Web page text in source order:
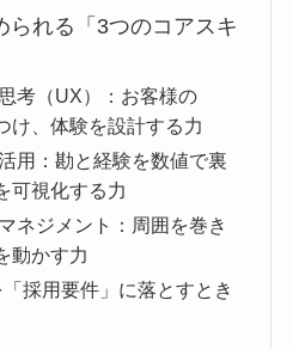
られる「3つのコアスキ
考（UX）：お客様の
け、体験を設計する力
用：勘と経験を数値で裏
可視化する力
ネジメント：周囲を巻き
動かす力
採用要件」に落とすとき